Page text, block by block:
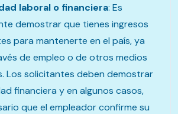
laboral o financiera: Es
demostrar que tienes ingresos
para mantenerte en el país, ya
de empleo o de otros medios
Los solicitantes deben demostrar
financiera y en algunos casos,
que el empleador confirme su